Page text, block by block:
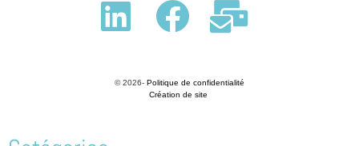
© 2026- Politique de confidentialité
Création de site